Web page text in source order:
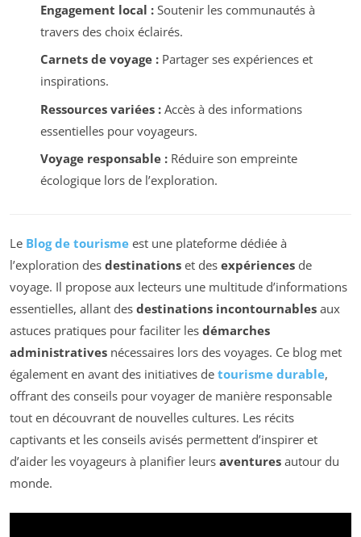
Engagement local :Soutenir les communautés à
travers des choix éclairés.
Carnets de voyage :Partager ses expériences et
inspirations.
Ressources variées :Accès à des informations
essentielles pour voyageurs.
Voyage responsable :Réduire son empreinte
écologique lors de l’exploration.
Le Blog de tourisme est une plateforme dédiée à
l’exploration des destinations et des expériences de
voyage. Il propose aux lecteurs une multitude d’informations
essentielles, allant des destinations incontournables aux
astuces pratiques pour faciliter les démarches
administratives nécessaires lors des voyages. Ce blog met
également en avant des initiatives de tourisme durable,
offrant des conseils pour voyager de manière responsable
tout en découvrant de nouvelles cultures. Les récits
captivants et les conseils avisés permettent d’inspirer et
d’aider les voyageurs à planifier leurs aventures autour du
monde.